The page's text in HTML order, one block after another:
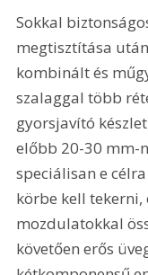
Sokkal
megtisztítása
kombinált és
szalaggal több
gyorsjavító
előbb 20-30 mm-
speciálisan e
körbe kell tekerni,
mozdulatokkal
követően erős